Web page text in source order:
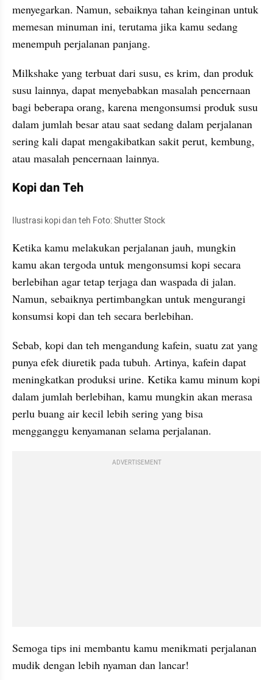
menyegarkan. Namun, sebaiknya tahan keinginan untuk
memesan minuman ini, terutama jika kamu sedang
menempuh perjalanan panjang.
Milkshake yang terbuat dari susu, es krim, dan produk
susu lainnya, dapat menyebabkan masalah pencernaan
bagi beberapa orang, karena mengonsumsi produk susu
dalam jumlah besar atau saat sedang dalam perjalanan
sering kali dapat mengakibatkan sakit perut, kembung,
atau masalah pencernaan lainnya.
Kopi dan Teh
Ilustrasi kopi dan teh Foto: Shutter Stock
Ketika kamu melakukan perjalanan jauh, mungkin
kamu akan tergoda untuk mengonsumsi kopi secara
berlebihan agar tetap terjaga dan waspada di jalan.
Namun, sebaiknya pertimbangkan untuk mengurangi
konsumsi kopi dan teh secara berlebihan.
Sebab, kopi dan teh mengandung kafein, suatu zat yang
punya efek diuretik pada tubuh. Artinya, kafein dapat
meningkatkan produksi urine. Ketika kamu minum kopi
dalam jumlah berlebihan, kamu mungkin akan merasa
perlu buang air kecil lebih sering yang bisa
mengganggu kenyamanan selama perjalanan.
ADVERTISEMENT
Semoga tips ini membantu kamu menikmati perjalanan
mudik dengan lebih nyaman dan lancar!